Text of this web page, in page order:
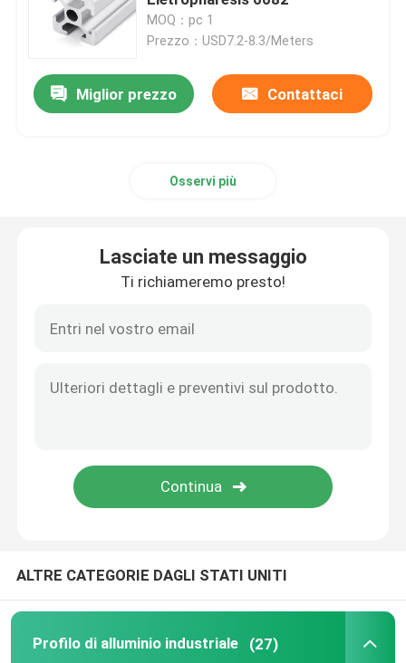
Profilo di alluminio d'anodizzazione
Profilo di alluminio su misura
strato dell'alluminio 6061
barra di alluminio espelsa
Metropolitana di alluminio dell'estrusione
MOQ：pc 1
Prezzo：USD7.2-8.3/Meters
Miglior prezzo Contattaci
Osservi più
Lasciate un messaggio
Ti richiameremo presto!
ALTRE CATEGORIE DAGLI STATI UNITI
Profilo di alluminio industriale (27)